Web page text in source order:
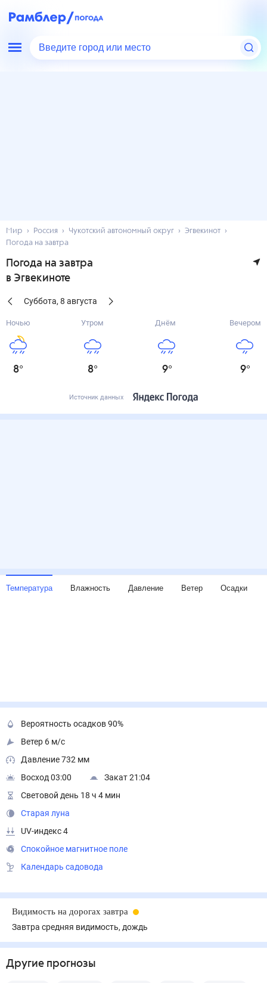
Введите город или место
Мир Россия Чукотский автономный округ
Эгвекинот
Погода на завтра
Погода на завтра
в Эгвекиноте
Суббота, 8 августа
Ночью
8°
Утром
8°
Днём
9°
Вечером
9°
Источник данных
Температура Влажность Давление Ветер Осадки
Вероятность осадков 90%
Ветер 6 м/с
Давление 732 мм
Восход 03:00
Закат 21:04
Световой день 18 ч 4 мин
Старая луна
UV-индекс 4
Спокойное магнитное поле
Календарь садовода
Видимость на дорогах завтра
Завтра средняя видимость, дождь
Другие прогнозы